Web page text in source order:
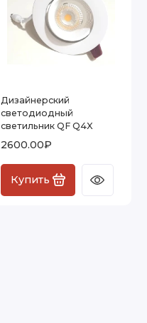
Дизайнерский
светодиодный
светильник QF Q4X
2600.00₽
Купить